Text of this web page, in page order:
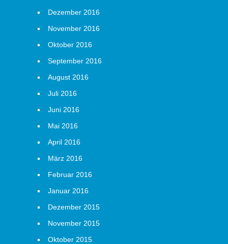
Dezember 2016
November 2016
Oktober 2016
September 2016
August 2016
Juli 2016
Juni 2016
Mai 2016
April 2016
März 2016
Februar 2016
Januar 2016
Dezember 2015
November 2015
Oktober 2015